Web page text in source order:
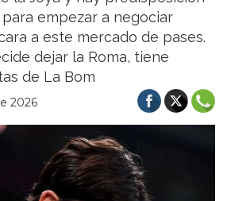
empezar a negociar
a este mercado de pases.
dejar la Roma, tiene
de La Bom
2026